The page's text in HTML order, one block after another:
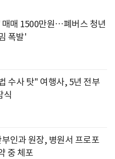
매매 1500만원…폐버스 청년
폭발'
수사 탓" 여행사, 5년 전부
식
인과 원장, 병원서 프로포
중 체포